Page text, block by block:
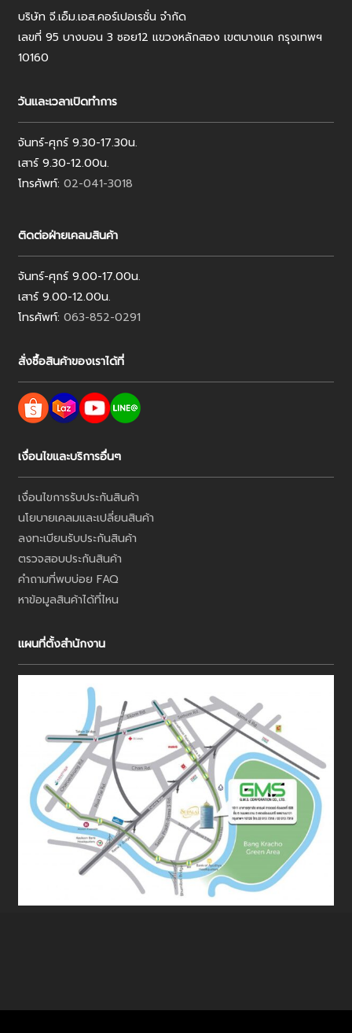
บริษัท จี.เอ็ม.เอส.คอร์เปอเรชั่น จำกัด
เลขที่ 95 บางบอน 3 ซอย12 แขวงหลักสอง เขตบางแค กรุงเทพฯ
10160
วันและเวลาเปิดทำการ
จันทร์-ศุกร์ 9.30-17.30น.
เสาร์ 9.30-12.00น.
โทรศัพท์: 02-041-3018
ติดต่อฝ่ายเคลมสินค้า
จันทร์-ศุกร์ 9.00-17.00น.
เสาร์ 9.00-12.00น.
โทรศัพท์: 063-852-0291
สั่งซื้อสินค้าของเราได้ที่
เงื่อนไขและบริการอื่นๆ
เงื่อนไขการรับประกันสินค้า
นโยบายเคลมและเปลี่ยนสินค้า
ลงทะเบียนรับประกันสินค้า
ตรวจสอบประกันสินค้า
คำถามที่พบบ่อย FAQ
หาข้อมูลสินค้าได้ที่ไหน
แผนที่ตั้งสำนักงาน